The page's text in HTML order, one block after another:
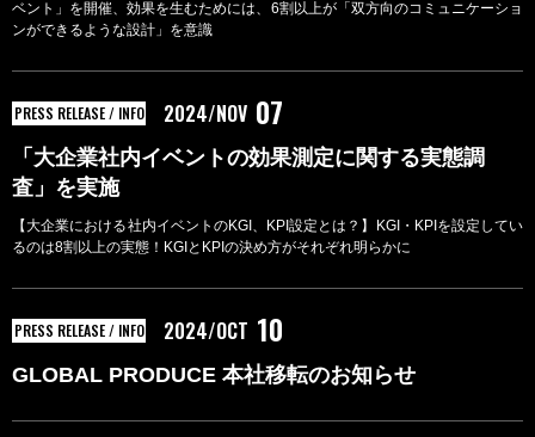
ベント」を開催、効果を生むためには、6割以上が「双方向のコミュニケーショ
ンができるような設計」を意識
「大企業社内イベントの効果測定に関する実態調
査」を実施
【大企業における社内イベントのKGI、KPI設定とは？】KGI・KPIを設定してい
るのは8割以上の実態！KGIとKPIの決め方がそれぞれ明らかに
PRESS RELEASE / INFO 2024/NOV 07
GLOBAL PRODUCE 本社移転のお知らせ
PRESS RELEASE / INFO 2024/OCT 10